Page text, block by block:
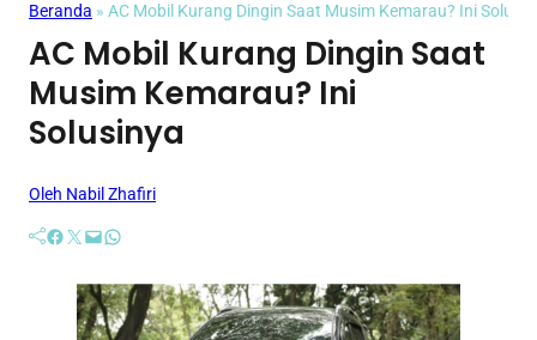
Beranda » AC Mobil Kurang Dingin Saat Musim Kemarau? Ini
AC Mobil Kurang Dingin Saat
Musim Kemarau? Ini
Solusinya
Oleh Nabil Zhafiri
Facebook Twitter Mail WhatsApp